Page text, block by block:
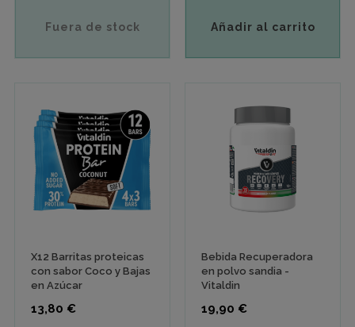
Fuera de stock Añadir al carrito
X12 Barritas proteicas
con sabor Coco y Bajas
en Azúcar
Precio
13,80 €
Bebida Recuperadora
en polvo sandia -
Vitaldin
Precio
19,90 €